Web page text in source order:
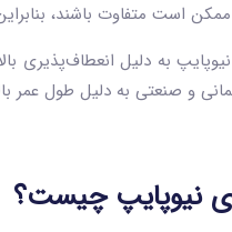
باشند، بنابراین پیشنهاد می‌شود قبل
و صنعتی به دلیل طول عمر